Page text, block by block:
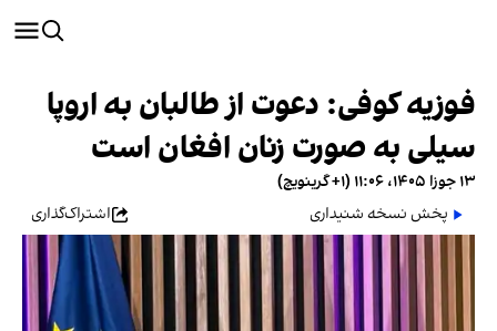
فوزیه کوفی: دعوت از طالبان به اروپا
سیلی به صورت زنان افغان است
۱۳ جوزا ۱۴۰۵، ۱۱:۰۶ (‎+۱ گرینویچ)
پخش نسخه شنیداری
اشتراک‌گذاری